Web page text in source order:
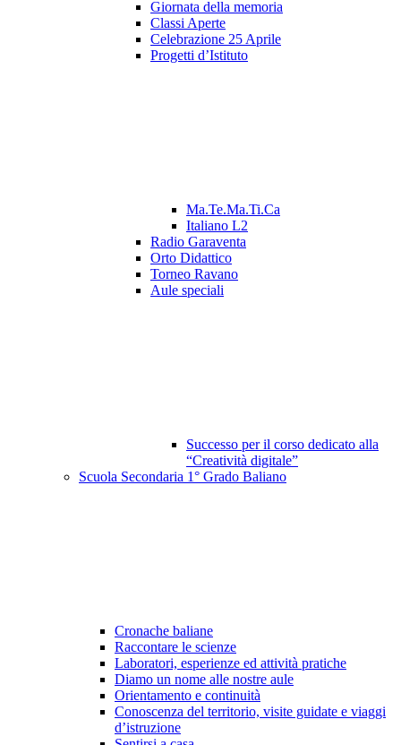
Giornata della memoria
Classi Aperte
Celebrazione 25 Aprile
Progetti d’Istituto
Ma.Te.Ma.Ti.Ca
Italiano L2
Radio Garaventa
Orto Didattico
Torneo Ravano
Aule speciali
Successo per il corso dedicato alla
“Creatività digitale”
Scuola Secondaria 1° Grado Baliano
Cronache baliane
Raccontare le scienze
Laboratori, esperienze ed attività pratiche
Diamo un nome alle nostre aule
Orientamento e continuità
Conoscenza del territorio, visite guidate e viaggi
d’istruzione